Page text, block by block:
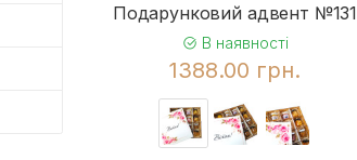
Подарунковий адвент №131
В наявності
1388.00 грн.